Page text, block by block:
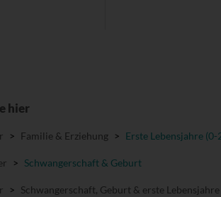
hier
> Familie & Erziehung > Erste Lebensjahre (0-
> Schwangerschaft & Geburt
> Schwangerschaft, Geburt & erste Lebensjahre